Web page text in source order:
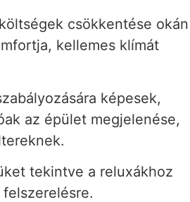
csökkentése okán
kellemes klímát
képesek,
az épület megjelenése,
tekintve a reluxákhoz